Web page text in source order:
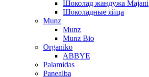
Шоколад жандужа Majani
Шоколадные яйца
Munz
Munz
Munz Bio
Organiko
ABBYE
Palamidas
Panealba